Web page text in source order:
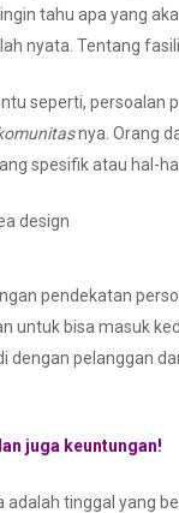
tahu apa yang
nyata. Tentang
seperti, persoalan
nya. Orang
spesifik atau hal-
pendekatan
untuk bisa masuk
dengan pelanggan
juga keuntungan!
adalah tinggal yang